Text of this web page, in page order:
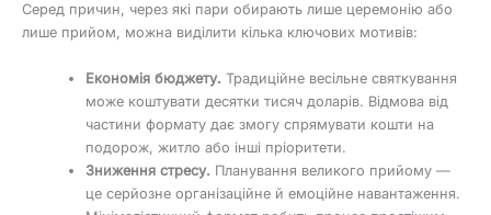
Серед причин, через які пари обирають лише церемонію або
лише прийом, можна виділити кілька ключових мотивів:
Економія бюджету. Традиційне весільне святкування
може коштувати десятки тисяч доларів. Відмова від
частини формату дає змогу спрямувати кошти на
подорож, житло або інші пріоритети.
Зниження стресу. Планування великого прийому —
це серйозне організаційне й емоційне навантаження.